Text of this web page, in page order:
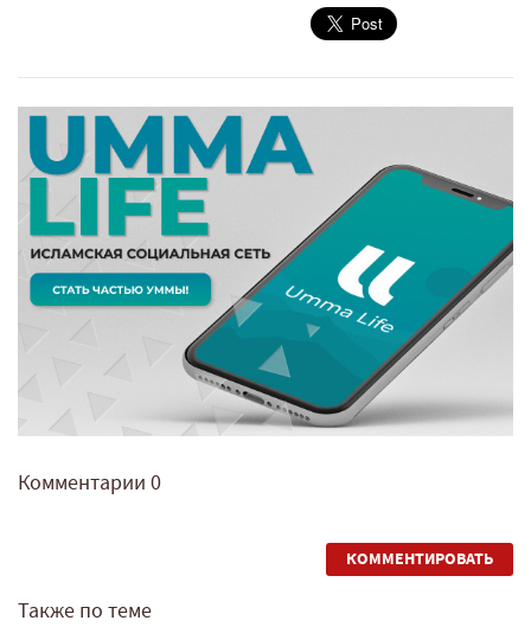
Комментарии 0
КОММЕНТИРОВАТЬ
Также по теме